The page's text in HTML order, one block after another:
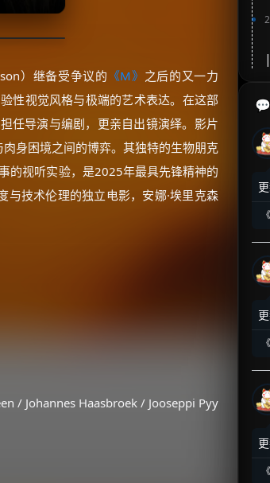
）继备受争议的 《M》 之后的又一力
性视觉风格与极端的艺术表达。在这部
任导演与编剧，更亲自出镜演绎。影片
身困境之间的博弈。其独特的生物朋克
的视听实验，是2025年最具先锋精神的
技术伦理的独立电影，安娜·埃里克森
/ Johannes Haasbroek / Jooseppi Pyy
怨